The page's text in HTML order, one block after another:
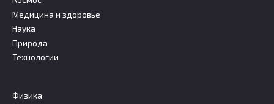
Медицина и здоровье
Наука
Природа
Технологии
Физика